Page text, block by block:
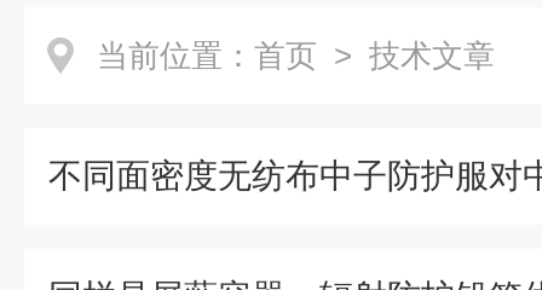
当前位置： 首页 > 技术文章